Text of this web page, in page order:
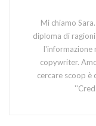
Mi chiamo
diploma di
l'informazione
copywriter.
cercare scoop è